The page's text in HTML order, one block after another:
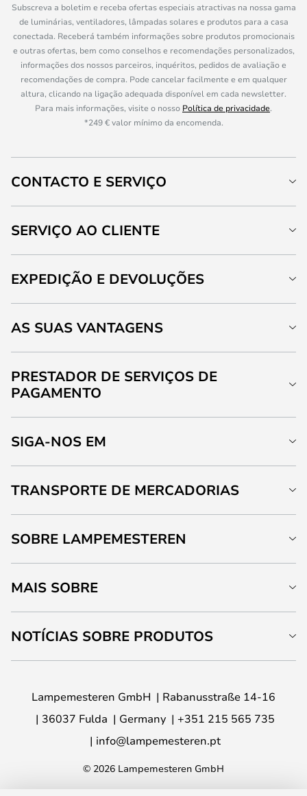
Subscreva a boletim e receba ofertas especiais atractivas na nossa gama
de luminárias, ventiladores, lâmpadas solares e produtos para a casa
conectada. Receberá também informações sobre produtos promocionais
e outras ofertas, bem como conselhos e recomendações personalizados,
informações dos nossos parceiros, inquéritos, pedidos de avaliação e
recomendações de compra. Pode cancelar facilmente e em qualquer
altura, clicando na ligação adequada disponível em cada newsletter.
Para mais informações, visite o nosso Política de privacidade.
*249 € valor mínimo da encomenda.
CONTACTO E SERVIÇO
SERVIÇO AO CLIENTE
EXPEDIÇÃO E DEVOLUÇÕES
AS SUAS VANTAGENS
PRESTADOR DE SERVIÇOS DE
PAGAMENTO
SIGA-NOS EM
TRANSPORTE DE MERCADORIAS
SOBRE LAMPEMESTEREN
MAIS SOBRE
NOTÍCIAS SOBRE PRODUTOS
Lampemesteren GmbH
Rabanusstraße 14-16
36037 Fulda
Germany
+351 215 565 735
info@lampemesteren.pt
© 2026 Lampemesteren GmbH